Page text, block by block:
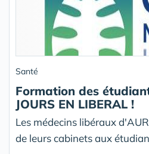
Santé
Formation des
JOURS EN LIBERAL !
Les médecins libéraux
de leurs cabinets aux